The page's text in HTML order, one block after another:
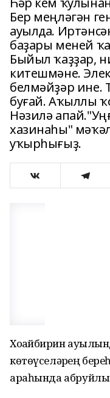
Бер меңләгән
ауылда.
баҙары меней
Быйыл ҡаҙҙар,
китешмәне.
белмәйҙәр ине.
буғай. Аҡыллы
Нәзилә
хазинаһы"
уҡырһығыҙ.
Хоҙайбирҙин
көтөүселәрҙең
араһында абруйлы